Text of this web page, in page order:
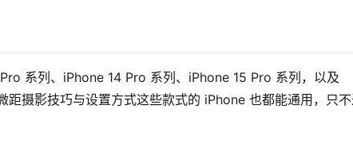
系列、iPhone 14 Pro 系列、iPhone 15 Pro 系列，以及
摄影技巧与设置方式这些款式的 iPhone 也都能通用，只